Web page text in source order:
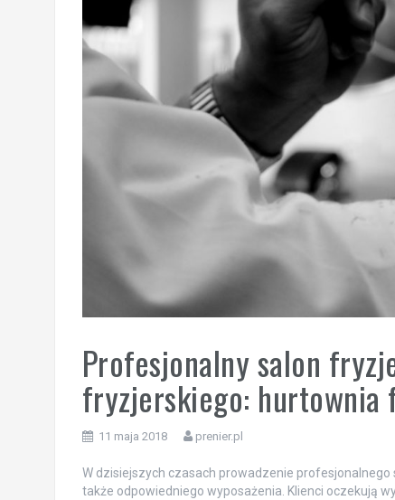
Profesjonalny salon
fryzjerskiego:
11 maja 2018 prenier.pl
W dzisiejszych czasach prowadzenie
także odpowiedniego wyposażenia. Klienci oczekują